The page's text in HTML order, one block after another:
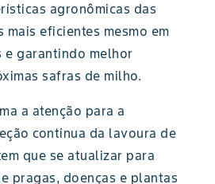
agronômicas das
eficientes mesmo em
e garantindo melhor
safras de milho.
a atenção para a
contínua da lavoura de
que se atualizar para
pragas, doenças e plantas